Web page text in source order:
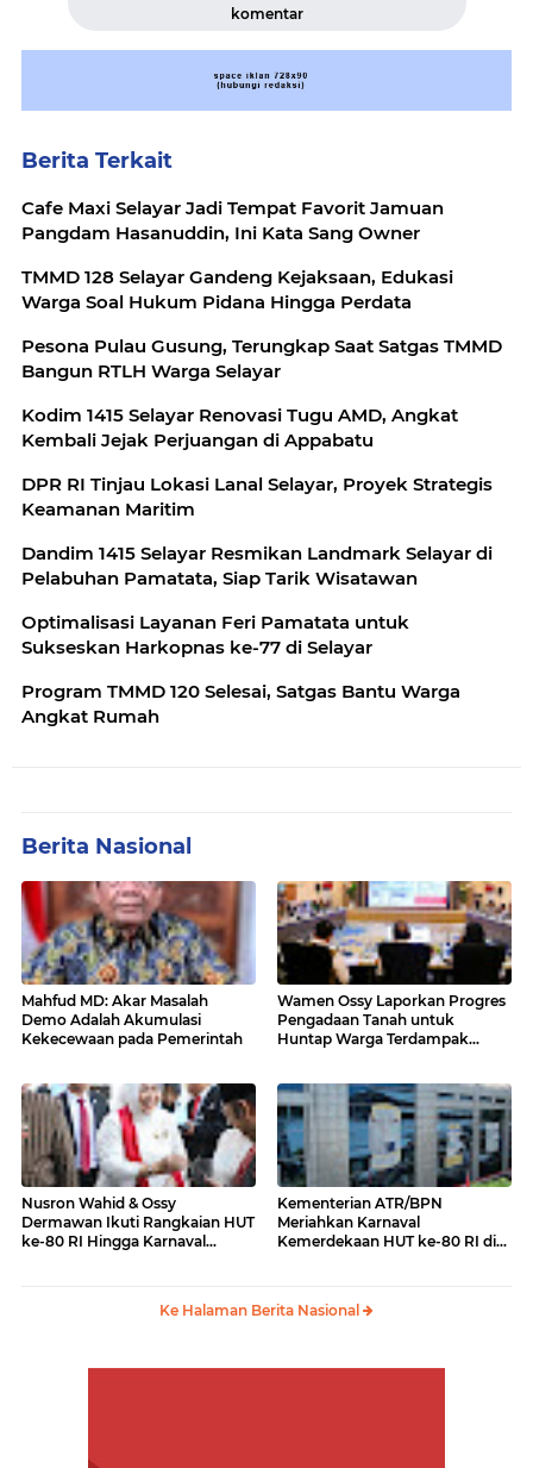
komentar
Berita Terkait
Cafe Maxi Selayar Jadi Tempat Favorit Jamuan
Pangdam Hasanuddin, Ini Kata Sang Owner
TMMD 128 Selayar Gandeng Kejaksaan, Edukasi
Warga Soal Hukum Pidana Hingga Perdata
Pesona Pulau Gusung, Terungkap Saat Satgas TMMD
Bangun RTLH Warga Selayar
Kodim 1415 Selayar Renovasi Tugu AMD, Angkat
Kembali Jejak Perjuangan di Appabatu
DPR RI Tinjau Lokasi Lanal Selayar, Proyek Strategis
Keamanan Maritim
Dandim 1415 Selayar Resmikan Landmark Selayar di
Pelabuhan Pamatata, Siap Tarik Wisatawan
Optimalisasi Layanan Feri Pamatata untuk
Sukseskan Harkopnas ke-77 di Selayar
Program TMMD 120 Selesai, Satgas Bantu Warga
Angkat Rumah
Berita Nasional
Mahfud MD: Akar Masalah
Demo Adalah Akumulasi
Kekecewaan pada Pemerintah
Wamen Ossy Laporkan Progres
Pengadaan Tanah untuk
Huntap Warga Terdampak
Nusron Wahid & Ossy
Dermawan Ikuti Rangkaian HUT
ke-80 RI Hingga Karnaval
Kementerian ATR/BPN
Meriahkan Karnaval
Kemerdekaan HUT ke-80 RI di
Ke Halaman Berita Nasional